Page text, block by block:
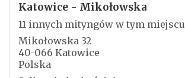
Katowice - Mikołowska
11 innych mityngów w tym miejscu
Mikołowska 32
40-066 Katowice
Polska